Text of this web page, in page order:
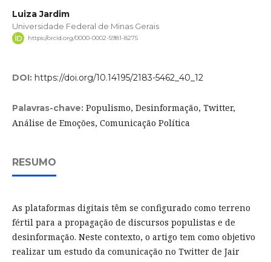
Luiza Jardim
Universidade Federal de Minas Gerais
https://orcid.org/0000-0002-5981-8275
DOI: https://doi.org/10.14195/2183-5462_40_12
Palavras-chave: Populismo, Desinformação, Twitter,
Análise de Emoções, Comunicação Política
RESUMO
As plataformas digitais têm se configurado como terreno
fértil para a propagação de discursos populistas e de
desinformação. Neste contexto, o artigo tem como objetivo
realizar um estudo da comunicação no Twitter de Jair